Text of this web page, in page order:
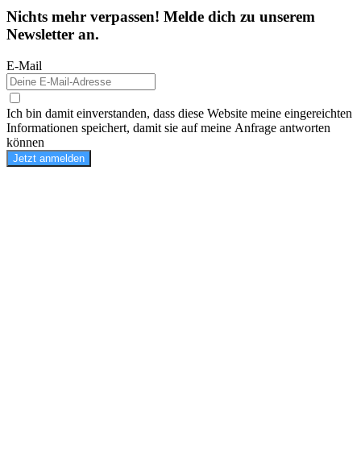
Nichts mehr verpassen! Melde dich zu unserem
Newsletter an.
E-Mail
Ich bin damit einverstanden, dass diese Website meine eingereichten
Informationen speichert, damit sie auf meine Anfrage antworten
können
Jetzt anmelden